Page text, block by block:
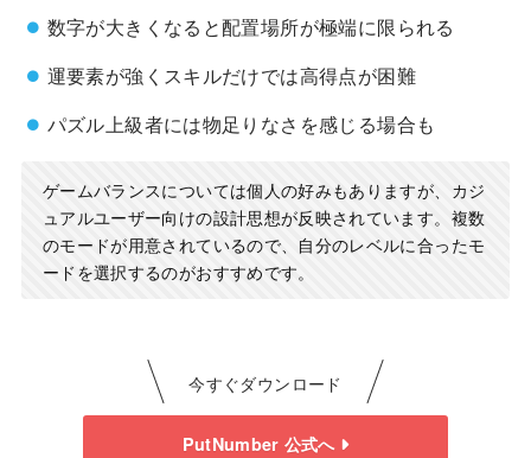
数字が大きくなると配置場所が極端に限られる
運要素が強くスキルだけでは高得点が困難
パズル上級者には物足りなさを感じる場合も
ゲームバランスについては個人の好みもありますが、カジ
ュアルユーザー向けの設計思想が反映されています。複数
のモードが用意されているので、自分のレベルに合ったモ
ードを選択するのがおすすめです。
今すぐダウンロード
PutNumber 公式へ